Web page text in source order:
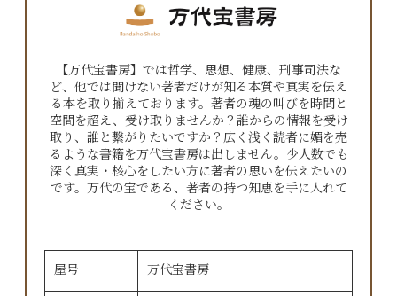
【万代宝書房】では哲学、思想、健康、刑事司法な
ど、他では聞けない著者だけが知る本質や真実を伝え
る本を取り揃えております。著者の魂の叫びを時間と
空間を超え、受け取りませんか？誰からの情報を受け
取り、誰と繋がりたいですか？広く浅く読者に媚を売
るような書籍を万代宝書房は出しません。少人数でも
深く真実・核心をしたい方に著者の思いを伝えたいの
です。万代の宝である、著者の持つ知恵を手に入れて
ください。
屋号 万代宝書房